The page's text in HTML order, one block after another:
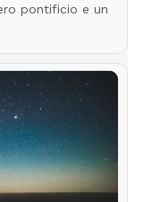
pontificio e un